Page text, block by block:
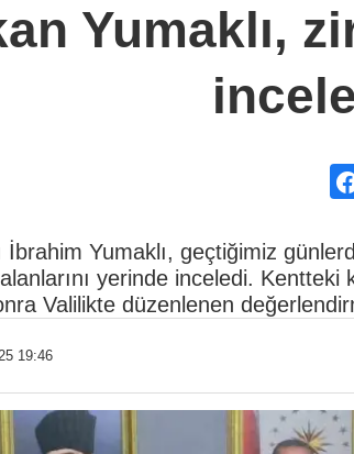
Yumaklı,
İbrahim Yumaklı, geçtiğimiz
yerinde inceledi. Kentteki
Valilikte düzenlenen
19:46